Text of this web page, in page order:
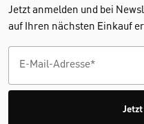
Jetzt anmelden und bei
auf Ihren nächsten Einkauf